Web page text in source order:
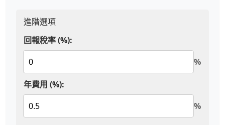
進階選項
回報稅率 (%):
%
年費用 (%):
%